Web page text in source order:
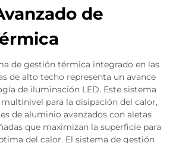
de
de gestión térmica integrado en las
de alto techo representa un avance
de iluminación LED. Este sistema
para la disipación del calor,
de aluminio avanzados con aletas
que maximizan la superficie para
del calor. El sistema de gestión